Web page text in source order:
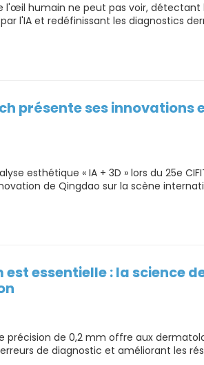
humain ne peut pas voir, détectant
l'IA et redéfinissant les diagnostics
présente ses innovations
esthétique « IA + 3D » lors du 25e
de Qingdao sur la scène
essentielle : la science
de 0,2 mm offre aux
de diagnostic et améliorant les